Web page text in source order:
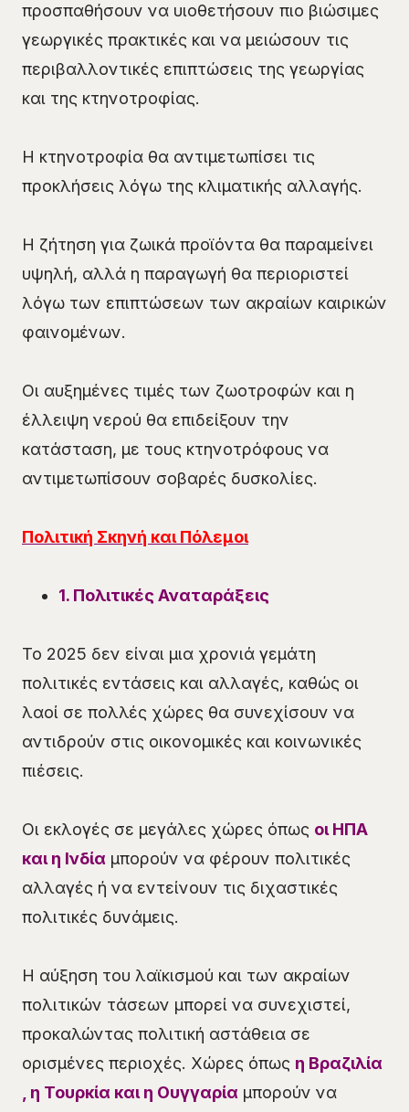
προσπαθήσουν να υιοθετήσουν πιο βιώσιμες
γεωργικές πρακτικές και να μειώσουν τις
περιβαλλοντικές επιπτώσεις της γεωργίας
και της κτηνοτροφίας.
Η κτηνοτροφία θα αντιμετωπίσει τις
προκλήσεις λόγω της κλιματικής αλλαγής.
Η ζήτηση για ζωικά προϊόντα θα παραμείνει
υψηλή, αλλά η παραγωγή θα περιοριστεί
λόγω των επιπτώσεων των ακραίων καιρικών
φαινομένων.
Οι αυξημένες τιμές των ζωοτροφών και η
έλλειψη νερού θα επιδείξουν την
κατάσταση, με τους κτηνοτρόφους να
αντιμετωπίσουν σοβαρές δυσκολίες.
Πολιτική Σκηνή και Πόλεμοι
1. Πολιτικές Αναταράξεις
Το 2025 δεν είναι μια χρονιά γεμάτη
πολιτικές εντάσεις και αλλαγές, καθώς οι
λαοί σε πολλές χώρες θα συνεχίσουν να
αντιδρούν στις οικονομικές και κοινωνικές
πιέσεις.
Οι εκλογές σε μεγάλες χώρες όπως οι ΗΠΑ
και η Ινδία μπορούν να φέρουν πολιτικές
αλλαγές ή να εντείνουν τις διχαστικές
πολιτικές δυνάμεις.
Η αύξηση του λαϊκισμού και των ακραίων
πολιτικών τάσεων μπορεί να συνεχιστεί,
προκαλώντας πολιτική αστάθεια σε
ορισμένες περιοχές. Χώρες όπως η Βραζιλία
, η Τουρκία και η Ουγγαρία μπορούν να